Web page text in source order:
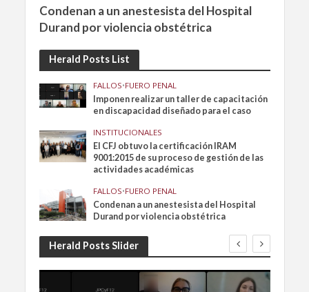
Condenan a un anestesista del Hospital
Durand por violencia obstétrica
Herald Posts List
FALLOS•FUERO PENAL
Imponen realizar un taller de capacitación
en discapacidad diseñado para el caso
INSTITUCIONALES
El CFJ obtuvo la certificación IRAM
9001:2015 de su proceso de gestión de las
actividades académicas
FALLOS•FUERO PENAL
Condenan a un anestesista del Hospital
Durand por violencia obstétrica
Herald Posts Slider